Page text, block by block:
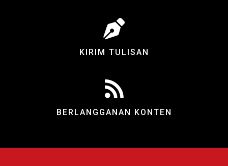
KIRIM TULISAN
BERLANGGANAN KONTEN